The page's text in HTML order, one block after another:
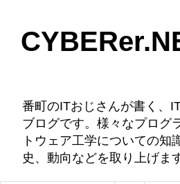
番町のITおじさんが書く、
ブログです。様々なプログ
トウェア工学についての知
史、動向などを取り上げま